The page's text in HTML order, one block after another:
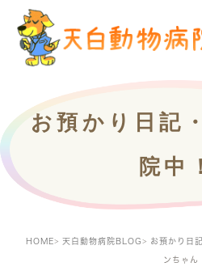
お預かり日記
院中！
HOME 天白動物病院BLOG お預かり日
ンちゃん